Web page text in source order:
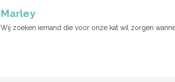
Marley
Wij zoeken iemand die voor onze kat wil zorgen